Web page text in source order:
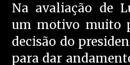
Na avaliação de
um motivo muito
decisão do
para dar